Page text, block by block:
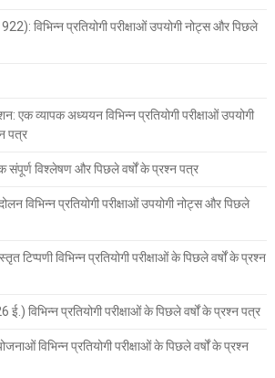
विभिन्न प्रतियोगी परीक्षाओं उपयोगी नोट्स और पिछले
एक व्यापक अध्ययन विभिन्न प्रतियोगी परीक्षाओं उपयोगी
पत्र
संपूर्ण विश्लेषण और पिछले वर्षों के प्रश्न पत्र
विभिन्न प्रतियोगी परीक्षाओं उपयोगी नोट्स और पिछले
टिप्पणी विभिन्न प्रतियोगी परीक्षाओं के पिछले वर्षों के प्रश्न
विभिन्न प्रतियोगी परीक्षाओं के पिछले वर्षों के प्रश्न पत्र
विभिन्न प्रतियोगी परीक्षाओं के पिछले वर्षों के प्रश्न